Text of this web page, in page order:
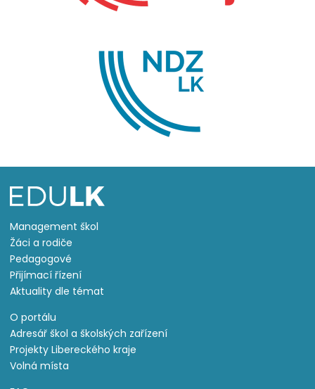
Management škol
Žáci a rodiče
Pedagogové
Přijímací řízení
Aktuality dle témat
O portálu
Adresář škol a školských zařízení
Projekty Libereckého kraje
Volná místa